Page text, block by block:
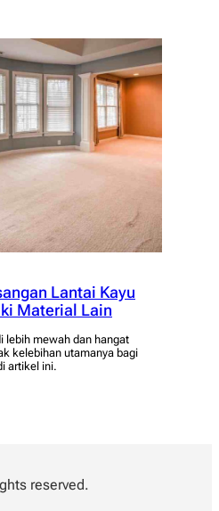
Lantai Kayu
Material Lain
lebih mewah dan hangat
kelebihan utamanya bagi
artikel ini.
reserved.